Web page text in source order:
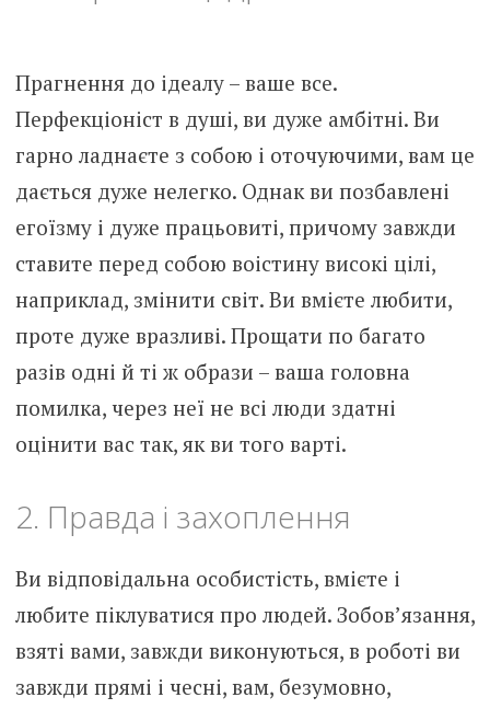
Прагнення до ідеалу – ваше все.
Перфекціоніст в душі, ви дуже амбітні. Ви
гарно ладнаєте з собою і оточуючими, вам це
дається дуже нелегко. Однак ви позбавлені
егоїзму і дуже працьовиті, причому завжди
ставите перед собою воістину високі цілі,
наприклад, змінити світ. Ви вмієте любити,
проте дуже вразливі. Прощати по багато
разів одні й ті ж образи – ваша головна
помилка, через неї не всі люди здатні
оцінити вас так, як ви того варті.
2. Правда і захоплення
Ви відповідальна особистість, вмієте і
любите піклуватися про людей. Зобов’язання,
взяті вами, завжди виконуються, в роботі ви
завжди прямі і чесні, вам, безумовно,